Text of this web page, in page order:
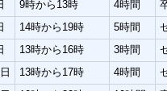
9時から13時 4時間
14時から19時 5時間
13時から16時 3時間
13時から17時 4時間